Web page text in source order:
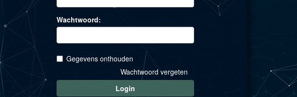
Wachtwoord:
Gegevens onthouden
Wachtwoord vergeten